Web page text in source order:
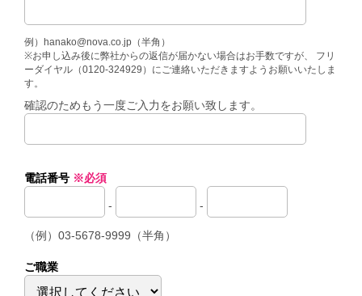
例）hanako@nova.co.jp（半角）
※お申し込み後に弊社からの返信が届かない場合はお手数ですが、 フリ
ーダイヤル（0120-324929）にご連絡いただきますようお願いいたしま
す。
確認のためもう一度ご入力をお願い致します。
電話番号 ※必須
- -
（例）03-5678-9999（半角）
ご職業